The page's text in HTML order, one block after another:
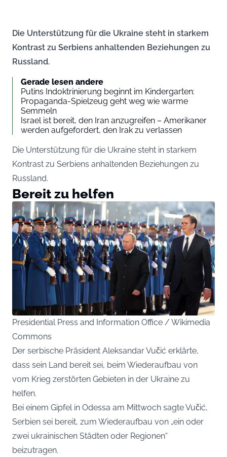
Die Unterstützung für die Ukraine steht in starkem
Kontrast zu Serbiens anhaltenden Beziehungen zu
Russland.
Gerade lesen andere
Putins Indoktrinierung beginnt im Kindergarten:
Propaganda-Spielzeug geht weg wie warme
Semmeln
Israel ist bereit, den Iran anzugreifen – Amerikaner
werden aufgefordert, den Irak zu verlassen
Die Unterstützung für die Ukraine steht in starkem
Kontrast zu Serbiens anhaltenden Beziehungen zu
Russland.
Bereit zu helfen
Presidential Press and Information Office / Wikimedia
Commons
Der serbische Präsident Aleksandar Vučić erklärte,
dass sein Land bereit sei, beim Wiederaufbau von
vom Krieg zerstörten Gebieten in der Ukraine zu
helfen.
Bei einem Gipfel in Odessa am Mittwoch sagte Vučić,
Serbien sei bereit, zum Wiederaufbau von „ein oder
zwei ukrainischen Städten oder Regionen“
beizutragen.